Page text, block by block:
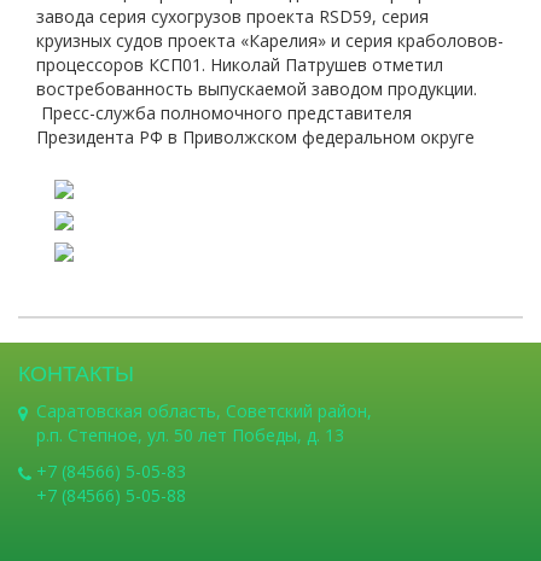
завода серия сухогрузов проекта RSD59, серия
круизных судов проекта «Карелия» и серия краболовов-
процессоров КСП01. Николай Патрушев отметил
востребованность выпускаемой заводом продукции.
Пресс-служба полномочного представителя
Президента РФ в Приволжском федеральном округе
КОНТАКТЫ
Саратовская область, Советский район,
р.п. Степное, ул. 50 лет Победы, д. 13
+7 (84566) 5-05-83
+7 (84566) 5-05-88